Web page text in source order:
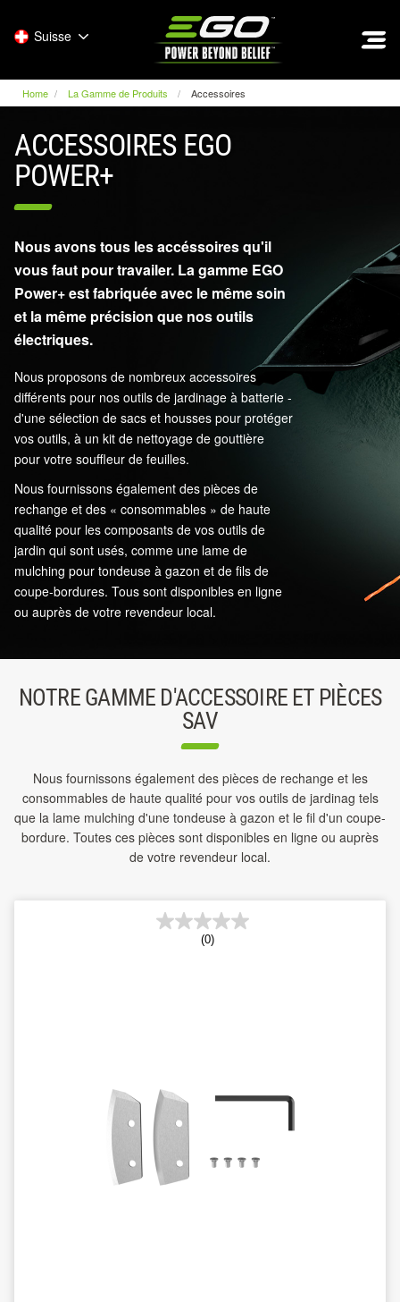
Suisse
Home La Gamme de Produits Accessoires
ACCESSOIRES EGO
POWER+
Nous avons tous les accéssoires qu'il
vous faut pour travailer. La gamme EGO
Power+ est fabriquée avec le même soin
et la même précision que nos outils
électriques.
Nous proposons de nombreux accessoires
différents pour nos outils de jardinage à batterie -
d'une sélection de sacs et housses pour protéger
vos outils, à un kit de nettoyage de gouttière
pour votre souffleur de feuilles.
Nous fournissons également des pièces de
rechange et des « consommables » de haute
qualité pour les composants de vos outils de
jardin qui sont usés, comme une lame de
mulching pour tondeuse à gazon et de fils de
coupe-bordures. Tous sont disponibles en ligne
ou auprès de votre revendeur local.
NOTRE GAMME D'ACCESSOIRE ET PIÈCES
SAV
Nous fournissons également des pièces de rechange et les
consommables de haute qualité pour vos outils de jardinag tels
que la lame mulching d'une tondeuse à gazon et le fil d'un coupe-
bordure. Toutes ces pièces sont disponibles en ligne ou auprès
de votre revendeur local.
(0)